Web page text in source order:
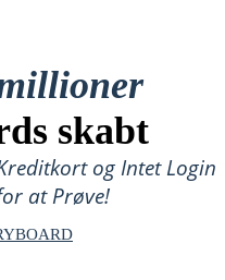
skabt
og Intet Login
at Prøve!